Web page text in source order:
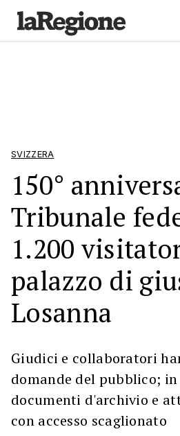
SVIZZERA
150°
Tribunale
1.200
palazzo di
Losanna
Giudici e collaboratori
domande del pubblico;
documenti d'archivio e
con accesso scaglionato